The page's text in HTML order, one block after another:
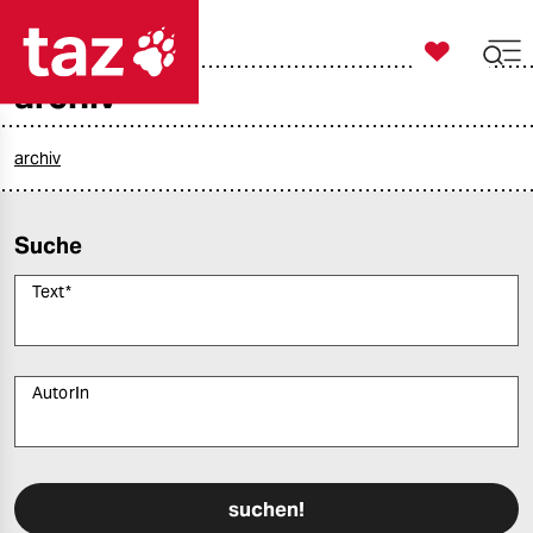
politik
gesellschaft
sport

taz zahl ich
archiv
archiv
Suche
Text*
AutorIn